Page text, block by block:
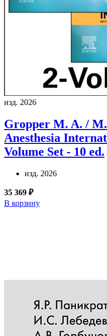
изд. 2026
Gropper M. A. /
Anesthesia
Volume Set - 10 ed.
изд. 2026
35 369 ₽
В корзину